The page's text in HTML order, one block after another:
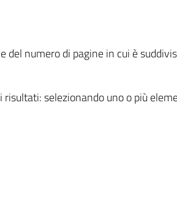
numero di pagine in cui è
selezionando uno o più